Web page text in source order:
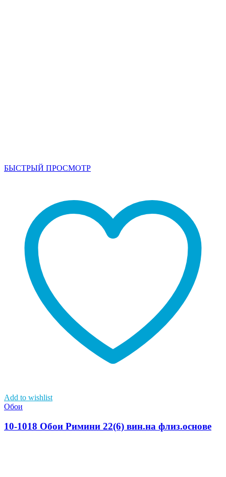
БЫСТРЫЙ ПРОСМОТР
Add to wishlist
Обои
10-1018 Обои Римини 22(6) вин.на флиз.основе